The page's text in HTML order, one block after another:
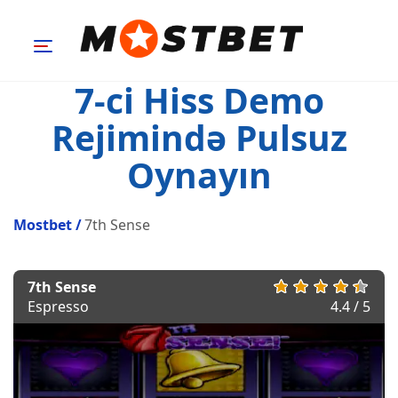
7-ci Hiss Demo
Rejimində Pulsuz
Oynayın
Mostbet/7th Sense
7th Sense
Espresso
4.4 / 5